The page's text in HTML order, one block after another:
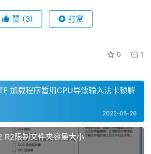
赞 (3) 打赏
0 1
加载程序暂用CPU导致输入法卡顿解
2022-05-26
R2限制文件夹容量大小